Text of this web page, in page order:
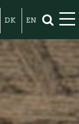
DK EN